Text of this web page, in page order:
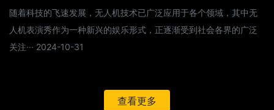
随着科技的飞速发展，无人机技术已广泛应用于各个领域，其中无
人机表演秀作为一种新兴的娱乐形式，正逐渐受到社会各界的广泛
关注··· 2024-10-31
查看更多